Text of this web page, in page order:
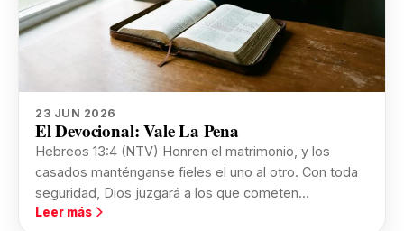
23 JUN 2026
El Devocional: Vale La Pena
Hebreos 13:4 (NTV) Honren el matrimonio, y los
casados manténganse fieles el uno al otro. Con toda
seguridad, Dios juzgará a los que cometen...
Leer más